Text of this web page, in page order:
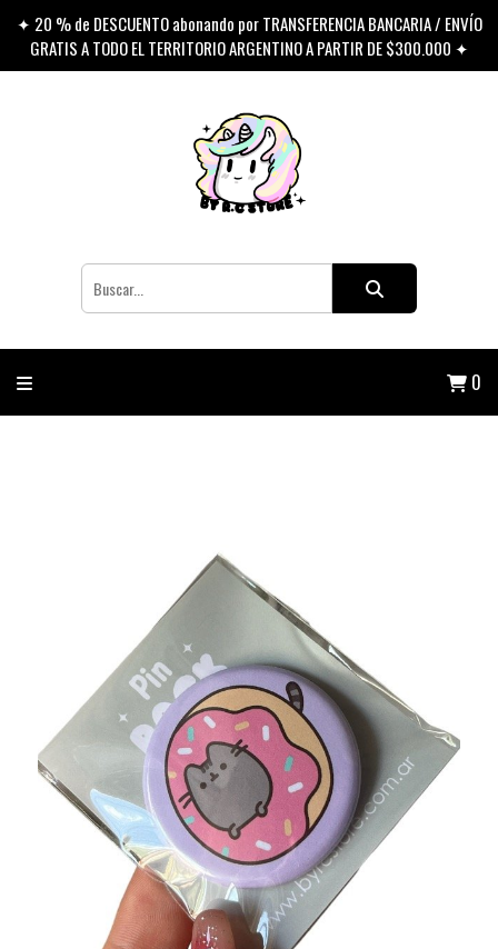
✦ 20 % de DESCUENTO abonando por TRANSFERENCIA BANCARIA / ENVÍO
GRATIS A TODO EL TERRITORIO ARGENTINO A PARTIR DE $300.000 ✦
0